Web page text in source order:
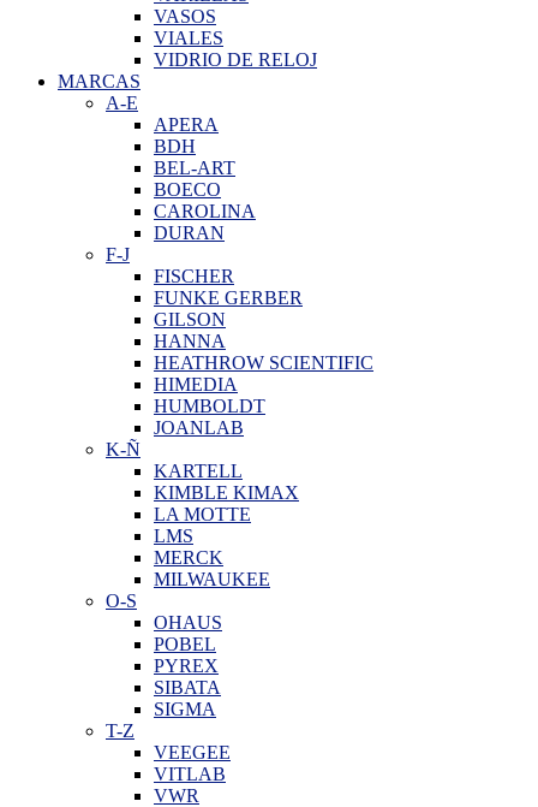
VASOS
VIALES
VIDRIO DE RELOJ
MARCAS
A-E
APERA
BDH
BEL-ART
BOECO
CAROLINA
DURAN
F-J
FISCHER
FUNKE GERBER
GILSON
HANNA
HEATHROW SCIENTIFIC
HIMEDIA
HUMBOLDT
JOANLAB
K-Ñ
KARTELL
KIMBLE KIMAX
LA MOTTE
LMS
MERCK
MILWAUKEE
O-S
OHAUS
POBEL
PYREX
SIBATA
SIGMA
T-Z
VEEGEE
VITLAB
VWR